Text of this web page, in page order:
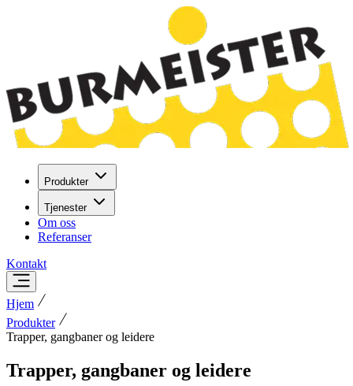
Produkter
Tjenester
Om oss
Referanser
Kontakt
Hjem
Produkter
Trapper, gangbaner og leidere
Trapper, gangbaner og leidere